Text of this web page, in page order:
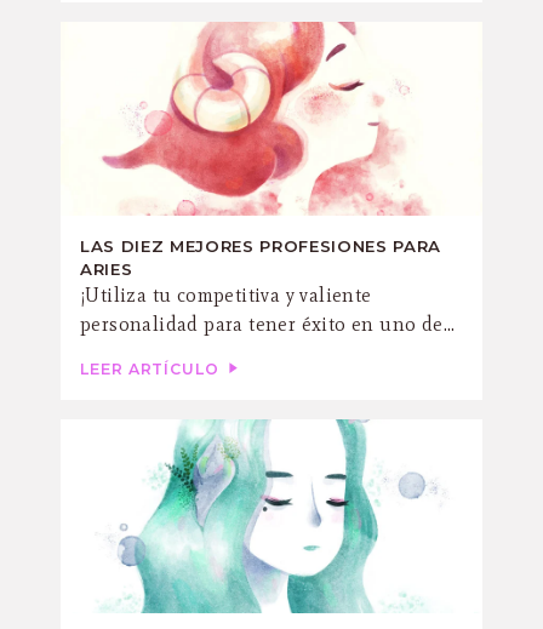
LAS DIEZ MEJORES PROFESIONES PARA
ARIES
¡Utiliza tu competitiva y valiente
personalidad para tener éxito en uno de...
LEER ARTÍCULO